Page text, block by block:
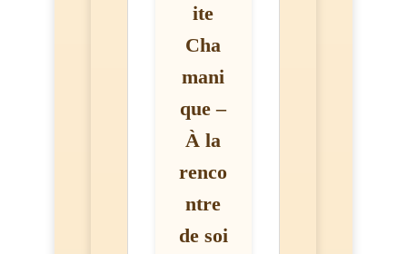
ite
Cha
mani
que –
À la
renco
ntre
de soi